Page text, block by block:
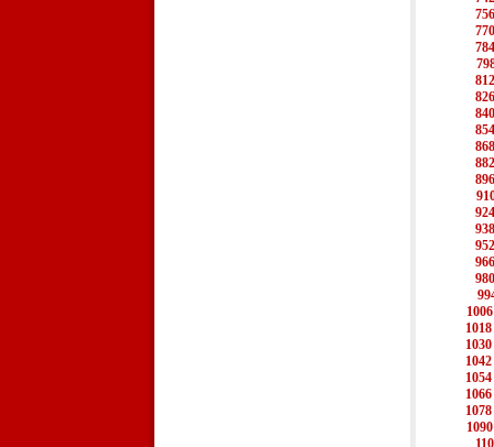
756
770
784
812
826
840
854
868
882
896
924
938
952
966
980
1006
1018
1030
1042
1054
1066
1078
1090